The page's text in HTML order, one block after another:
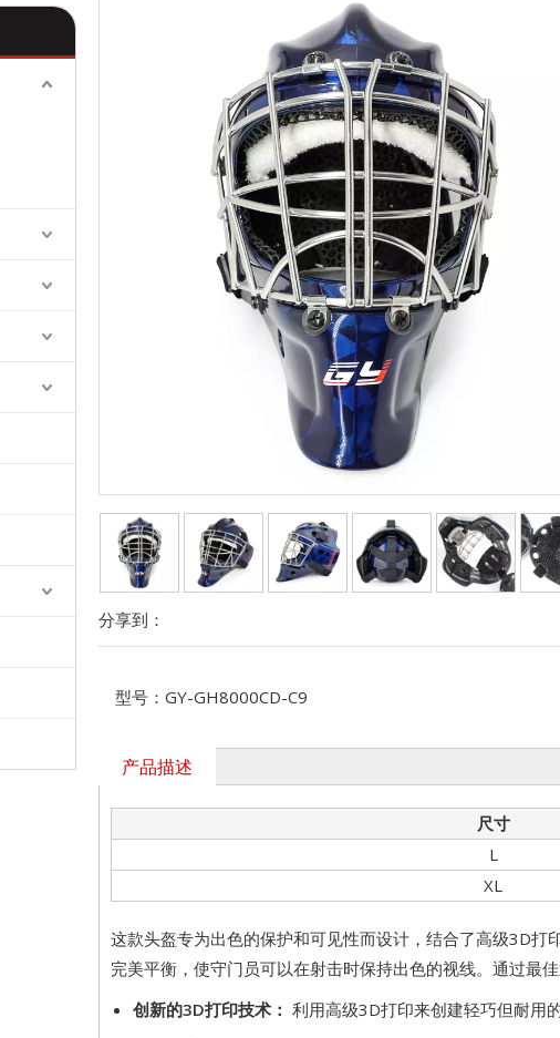
分享到：
型号： GY-GH8000CD-C9
产品描述
尺寸
L
XL
这款头盔专为出色的保护和可见性而设计，结合了高级3D
完美平衡，使守门员可以在射击时保持出色的视线。通过最
创新的3D打印技术： 利用高级3D打印来创建轻巧但耐用